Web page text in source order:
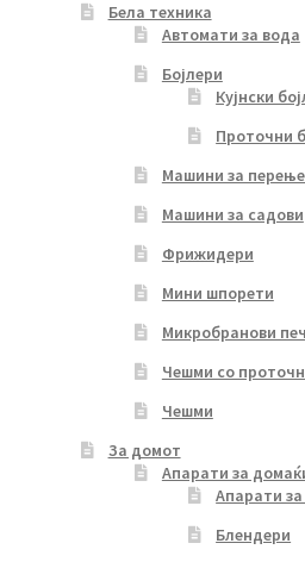
Бела техника
Автомати за вода
Бојлери
Кујнски
Проточни
Машини за
Машини за садови
Фрижидери
Мини шпорети
Микробранови
Чешми со
Чешми
За домот
Апарати за
Апарати
Блендери